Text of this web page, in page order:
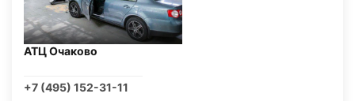
АТЦ Очаково
+7 (495) 152-31-11